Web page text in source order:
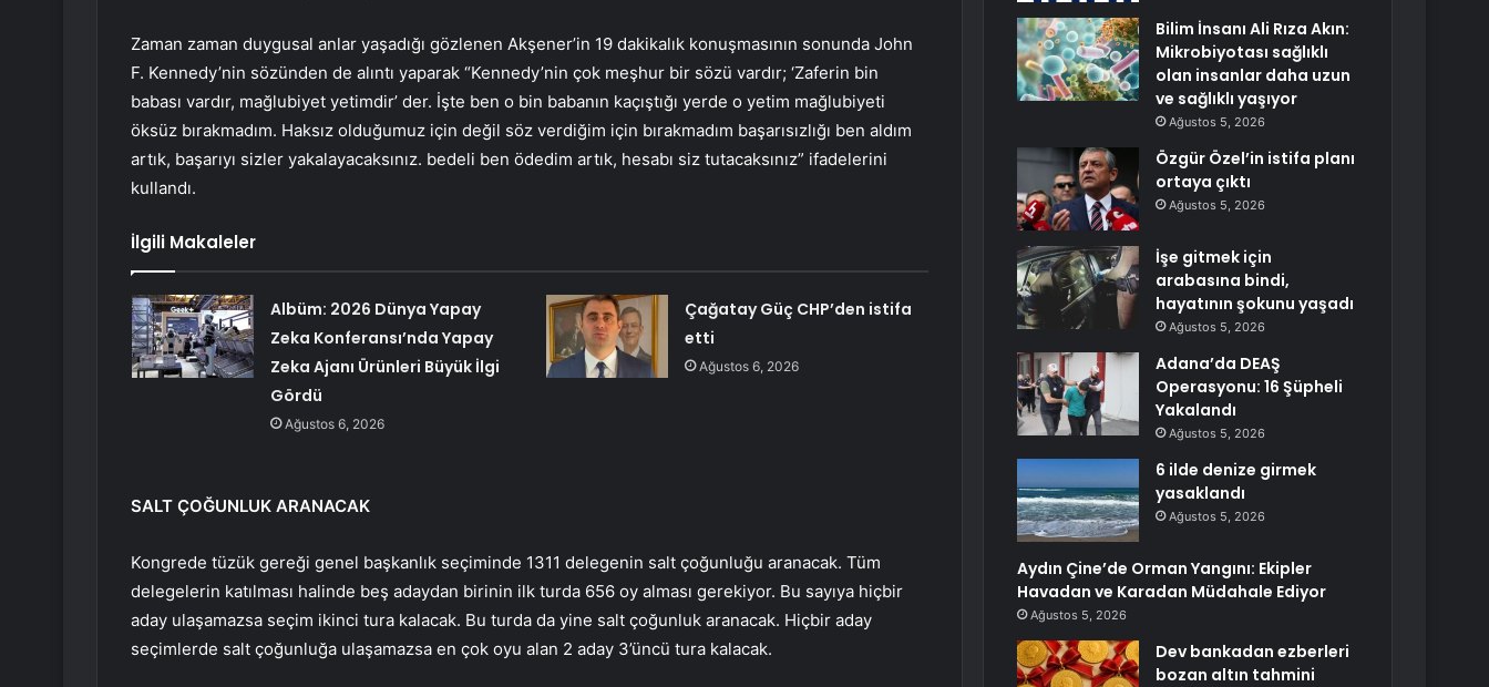
Zaman zaman duygusal anlar yaşadığı gözlenen Akşener’in 19 dakikalık konuşmasının sonunda John
F. Kennedy’nin sözünden de alıntı yaparak “Kennedy’nin çok meşhur bir sözü vardır; ‘Zaferin bin
babası vardır, mağlubiyet yetimdir’ der. İşte ben o bin babanın kaçıştığı yerde o yetim mağlubiyeti
öksüz bırakmadım. Haksız olduğumuz için değil söz verdiğim için bırakmadım başarısızlığı ben aldım
artık, başarıyı sizler yakalayacaksınız. bedeli ben ödedim artık, hesabı siz tutacaksınız” ifadelerini
kullandı.
İlgili Makaleler
Albüm: 2026 Dünya Yapay
Zeka Konferansı’nda Yapay
Zeka Ajanı Ürünleri Büyük İlgi
Gördü
Ağustos 6, 2026
Çağatay Güç CHP’den istifa
etti
Ağustos 6, 2026
SALT ÇOĞUNLUK ARANACAK
Kongrede tüzük gereği genel başkanlık seçiminde 1311 delegenin salt çoğunluğu aranacak. Tüm
delegelerin katılması halinde beş adaydan birinin ilk turda 656 oy alması gerekiyor. Bu sayıya hiçbir
aday ulaşamazsa seçim ikinci tura kalacak. Bu turda da yine salt çoğunluk aranacak. Hiçbir aday
seçimlerde salt çoğunluğa ulaşamazsa en çok oyu alan 2 aday 3’üncü tura kalacak.
Bilim İnsanı Ali Rıza Akın:
Mikrobiyotası sağlıklı
olan insanlar daha uzun
ve sağlıklı yaşıyor
Ağustos 5, 2026
Özgür Özel’in istifa planı
ortaya çıktı
Ağustos 5, 2026
İşe gitmek için
arabasına bindi,
hayatının şokunu yaşadı
Ağustos 5, 2026
Adana’da DEAŞ
Operasyonu: 16 Şüpheli
Yakalandı
Ağustos 5, 2026
6 ilde denize girmek
yasaklandı
Ağustos 5, 2026
Aydın Çine’de Orman Yangını: Ekipler
Havadan ve Karadan Müdahale Ediyor
Ağustos 5, 2026
Dev bankadan ezberleri
bozan altın tahmini